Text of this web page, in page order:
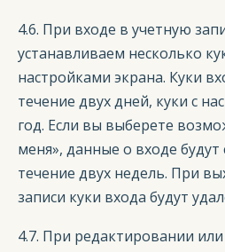
4.6. При входе в учетную
устанавливаем несколько
настройками экрана. Куки
течение двух дней, куки с
год. Если вы выберете
меня», данные о входе будут
течение двух недель. При
записи куки входа будут
4.7. При редактировании